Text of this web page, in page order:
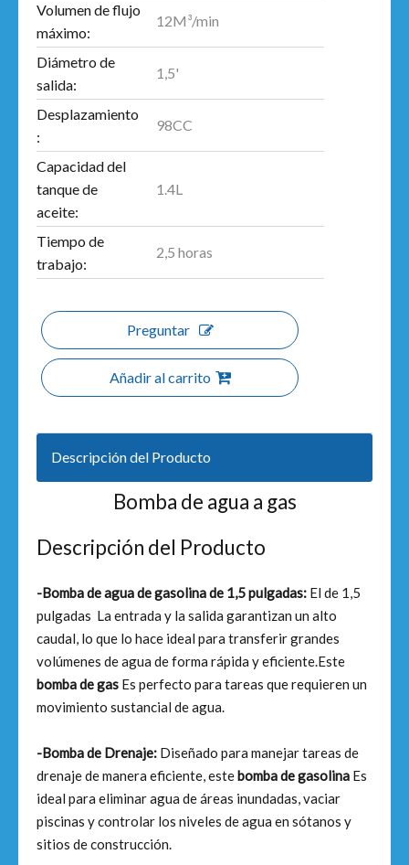
Volumen de flujo
máximo:
12M³/min
Diámetro de
salida:
1,5'
Desplazamiento
:
98CC
Capacidad del
tanque de
aceite:
1.4L
Tiempo de
trabajo:
2,5 horas
Preguntar
Añadir al carrito
Descripción del Producto
Bomba de agua a gas
Descripción del Producto
-Bomba de agua de gasolina de 1,5 pulgadas: El de 1,5
pulgadas La entrada y la salida garantizan un alto
caudal, lo que lo hace ideal para transferir grandes
volúmenes de agua de forma rápida y eficiente.Este
bomba de gas Es perfecto para tareas que requieren un
movimiento sustancial de agua.
-Bomba de Drenaje: Diseñado para manejar tareas de
drenaje de manera eficiente, estebomba de gasolina Es
ideal para eliminar agua de áreas inundadas, vaciar
piscinas y controlar los niveles de agua en sótanos y
sitios de construcción.